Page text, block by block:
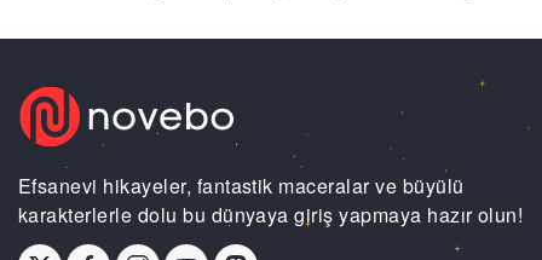
Efsanevi hikayeler, fantastik maceralar ve büyülü
karakterlerle dolu bu dünyaya giriş yapmaya hazır olun!